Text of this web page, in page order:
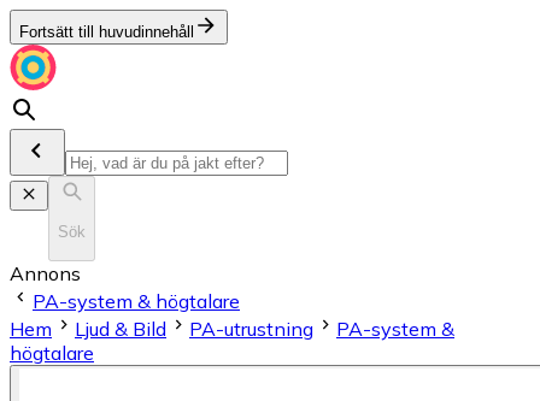
Fortsätt till huvudinnehåll
Sök
Annons
PA-system & högtalare
Hem
Ljud & Bild PA-utrustning
PA-system &
högtalare